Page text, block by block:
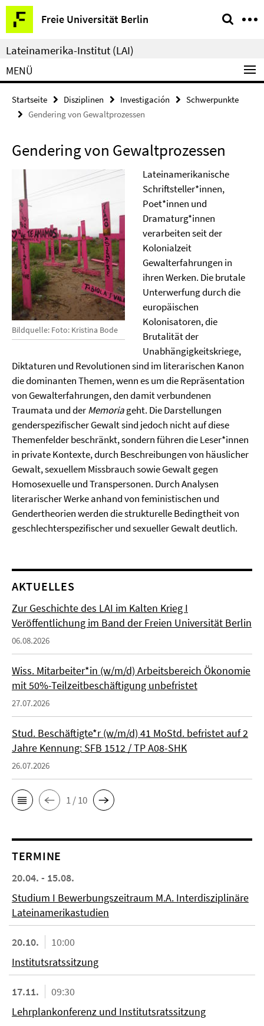
Springe
direkt
zu
Inhalt
Freie Universität Berlin
Service-
Navigation
Lateinamerika-Institut (LAI)
MENÜ
Startseite Disziplinen Investigación
Schwerpunkte
Gendering von Gewaltprozessen
Gendering von Gewaltprozessen
Bildquelle: Foto: Kristina Bode
Lateinamerikanische
Schriftsteller*innen,
Poet*innen und
Dramaturg*innen
verarbeiten seit der
Kolonialzeit
Gewalterfahrungen in
ihren Werken. Die brutale
Unterwerfung durch die
europäischen
Kolonisatoren, die
Brutalität der
Unabhängigkeitskriege,
Diktaturen und Revolutionen sind im literarischen Kanon
die dominanten Themen, wenn es um die Repräsentation
von Gewalterfahrungen, den damit verbundenen
Traumata und derMemoriageht. Die Darstellungen
genderspezifischer Gewalt sind jedoch nicht auf diese
Themenfelder beschränkt, sondern führen die Leser*innen
in private Kontexte, durch Beschreibungen von häuslicher
Gewalt, sexuellem Missbrauch sowie Gewalt gegen
Homosexuelle und Transpersonen. Durch Analysen
literarischer Werke anhand von feministischen und
Gendertheorien werden die strukturelle Bedingtheit von
geschlechterspezifischer und sexueller Gewalt deutlich.
AKTUELLES
Zur Geschichte des LAI im Kalten Krieg I
Veröffentlichung im Band der Freien Universität Berlin
06.08.2026
Wiss. Mitarbeiter*in (w/m/d) Arbeitsbereich Ökonomie
mit 50%-Teilzeitbeschäftigung unbefristet
27.07.2026
Stud. Beschäftigte*r (w/m/d) 41 MoStd. befristet auf 2
Jahre Kennung: SFB 1512 / TP A08-SHK
26.07.2026
1 / 10
TERMINE
20.04. - 15.08.
Studium I Bewerbungszeitraum M.A. Interdisziplinäre
Lateinamerikastudien
20.10.
10:00
Institutsratssitzung
17.11.
09:30
Lehrplankonferenz und Institutsratssitzung